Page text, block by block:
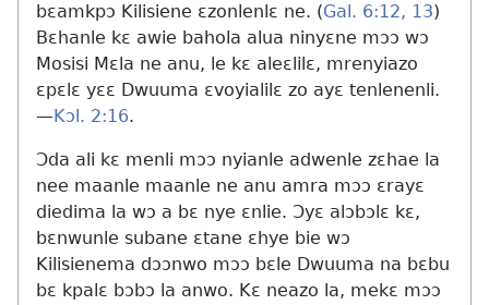
bɛamkpɔ Kilisiene ɛzonlenlɛ ne. (Gal. 6:12, 13)
Bɛhanle kɛ awie bahola alua ninyɛne mɔɔ wɔ
Mosisi Mɛla ne anu, le kɛ aleɛlilɛ, mrenyiazo
ɛpɛlɛ yɛɛ Dwuuma ɛvoyialilɛ zo ayɛ tenlenenli.​
—Kɔl. 2:16.
Ɔda ali kɛ menli mɔɔ nyianle adwenle zɛhae la
nee maanle maanle ne anu amra mɔɔ ɛrayɛ
diedima la wɔ a bɛ nye ɛnlie. Ɔyɛ alɔbɔlɛ kɛ,
bɛnwunle subane ɛtane ɛhye bie wɔ
Kilisienema dɔɔnwo mɔɔ bɛle Dwuuma na bɛbu
bɛ kpalɛ bɔbɔ la anwo. Kɛ neazo la, mekɛ mɔɔ